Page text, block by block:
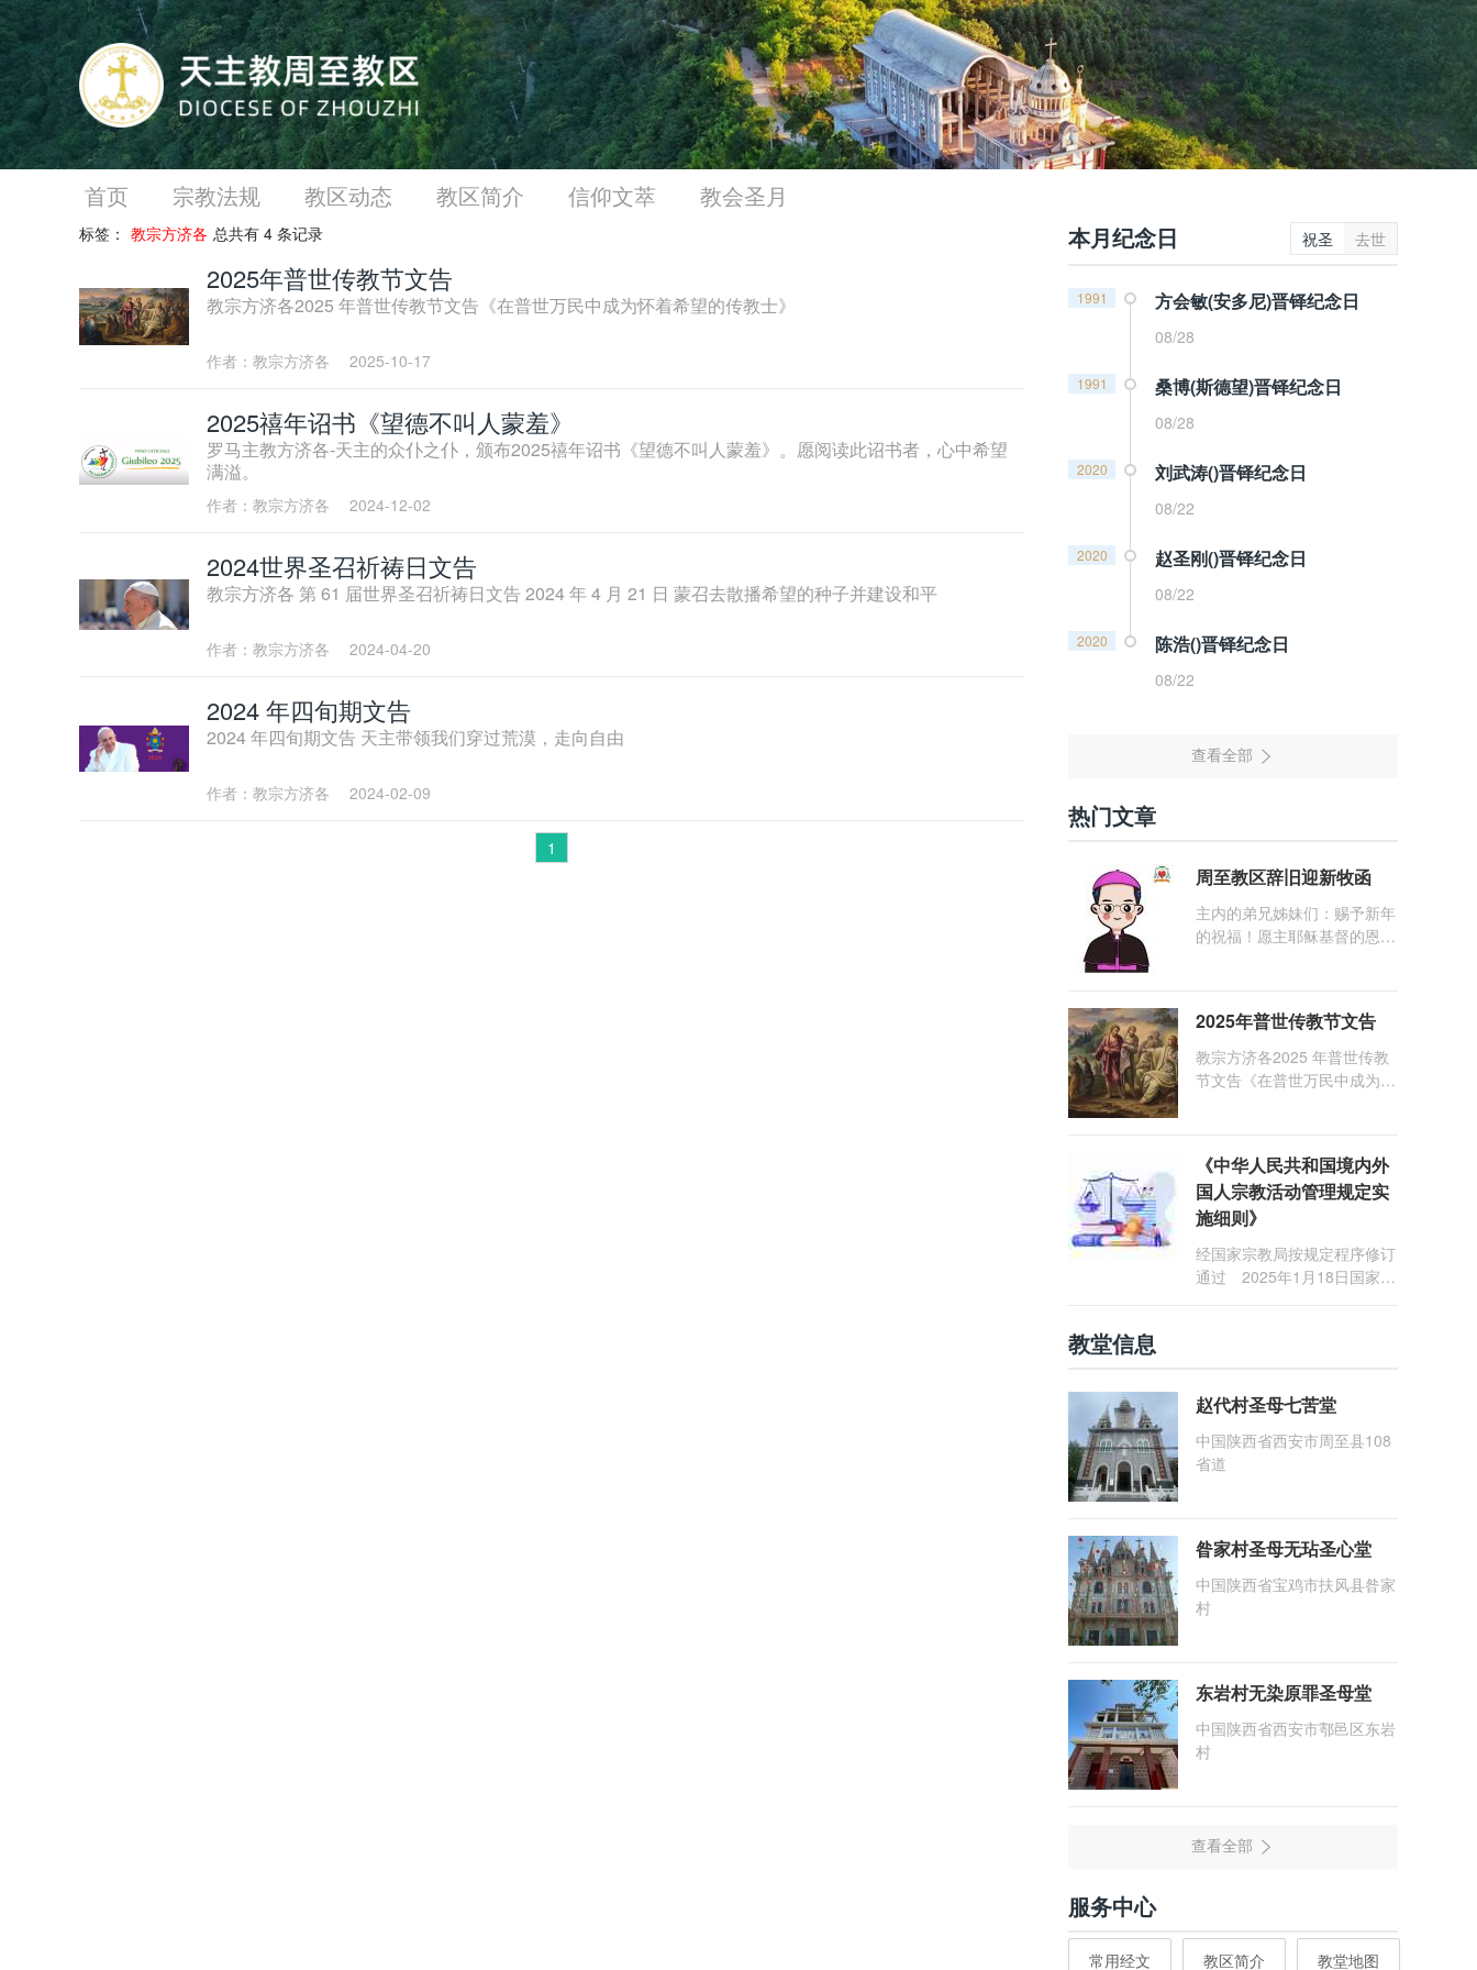
首页 宗教法规 教区动态 教区简介 信仰文萃 教会圣月
标签： 教宗方济各 总共有 4 条记录
2025年普世传教节文告
教宗方济各2025 年普世传教节文告《在普世万民中成为怀着希望的传教士》
作者：教宗方济各 2025-10-17
2025禧年诏书《望德不叫人蒙羞》
罗马主教方济各-天主的众仆之仆，颁布2025禧年诏书《望德不叫人蒙羞》。愿阅读此诏书者，心中希望
满溢。
作者：教宗方济各 2024-12-02
2024世界圣召祈祷日文告
教宗方济各 第 61 届世界圣召祈祷日文告 2024 年 4 月 21 日 蒙召去散播希望的种子并建设和平
作者：教宗方济各 2024-04-20
2024 年四旬期文告
2024 年四旬期文告 天主带领我们穿过荒漠，走向自由
作者：教宗方济各 2024-02-09
1
本月纪念日 祝圣 去世
1991 方会敏(安多尼)晋铎纪念日
08/28
1991 桑博(斯德望)晋铎纪念日
08/28
2020 刘武涛()晋铎纪念日
08/22
2020 赵圣刚()晋铎纪念日
08/22
2020 陈浩()晋铎纪念日
08/22
热门文章
周至教区辞旧迎新牧函
主内的弟兄姊妹们：赐予新年
的祝福！愿主耶稣基督的恩
们，愿临在的救主基督安慰你
们，并圣化你们的生活，作为
祝贺祂诞辰的珍贵礼品。
2025年普世传教节文告
教宗方济各2025 年普世传教
节文告《在普世万民中成为怀
《中华人民共和国境内外
国人宗教活动管理规定实
施细则》
经国家宗教局按规定程序修订
通过 2025年1月18日国家宗
教堂信息
赵代村圣母七苦堂
中国陕西省西安市周至县108
省道
昝家村圣母无玷圣心堂
中国陕西省宝鸡市扶风县昝家
村
东岩村无染原罪圣母堂
中国陕西省西安市鄠邑区东岩
村
服务中心
常用经文 教区简介 教堂地图